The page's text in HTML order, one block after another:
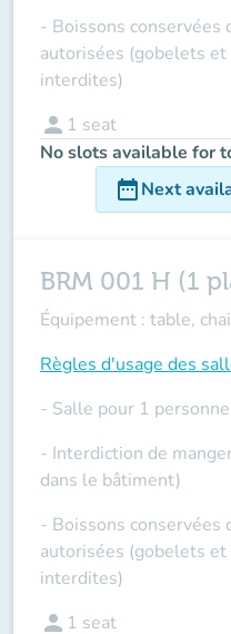
- Boissons conservées
autorisées (gobelets
interdites)
person 1 seat
No slots available for
date_rangeNext
BRM 001 H (1
Équipement : table,
Règles d'usage des
- Salle pour 1
- Interdiction de
dans le bâtiment)
- Boissons conservées
autorisées (gobelets
interdites)
person 1 seat